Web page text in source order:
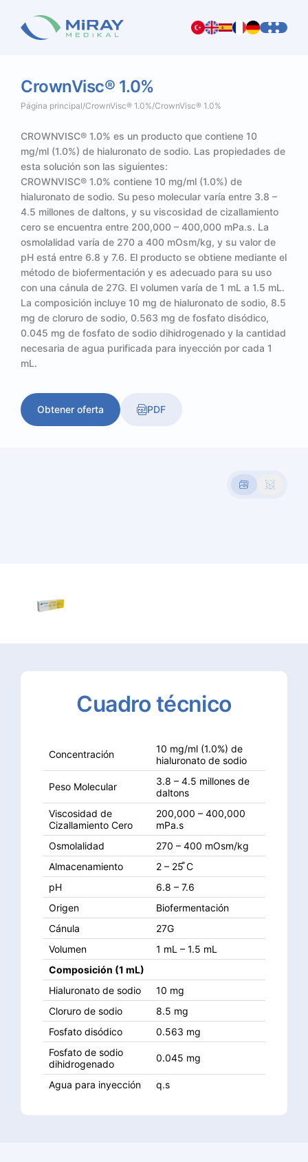
CrownVisc® 1.0%
Página principal/CrownVisc® 1.0%/CrownVisc® 1.0%
CROWNVISC® 1.0% es un producto que contiene 10
mg/ml (1.0%) de hialuronato de sodio. Las propiedades de
esta solución son las siguientes:
CROWNVISC® 1.0% contiene 10 mg/ml (1.0%) de
hialuronato de sodio. Su peso molecular varía entre 3.8 –
4.5 millones de daltons, y su viscosidad de cizallamiento
cero se encuentra entre 200,000 – 400,000 mPa.s. La
osmolalidad varía de 270 a 400 mOsm/kg, y su valor de
pH está entre 6.8 y 7.6. El producto se obtiene mediante el
método de biofermentación y es adecuado para su uso
con una cánula de 27G. El volumen varía de 1 mL a 1.5 mL.
La composición incluye 10 mg de hialuronato de sodio, 8.5
mg de cloruro de sodio, 0.563 mg de fosfato disódico,
0.045 mg de fosfato de sodio dihidrogenado y la cantidad
necesaria de agua purificada para inyección por cada 1
mL.
Obtener oferta PDF
Cuadro técnico
Concentración
10 mg/ml (1.0%) de
hialuronato de sodio
Peso Molecular
3.8 – 4.5 millones de
daltons
Viscosidad de
Cizallamiento Cero
200,000 – 400,000
mPa.s
Osmolalidad
270 – 400 mOsm/kg
Almacenamiento
2 – 25 ̊C
pH
6.8 – 7.6
Origen
Biofermentación
Cánula
27G
Volumen
1 mL – 1.5 mL
Composición (1 mL)
Hialuronato de sodio
10 mg
Cloruro de sodio
8.5 mg
Fosfato disódico
0.563 mg
Fosfato de sodio
dihidrogenado
0.045 mg
Agua para inyección q.s